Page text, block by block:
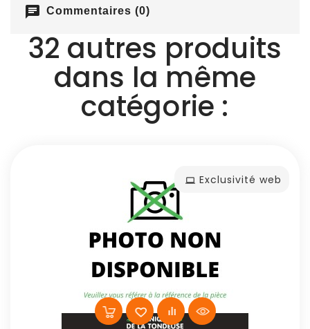
chat Commentaires (0)
32 autres produits
dans la même
catégorie :
Exclusivité web